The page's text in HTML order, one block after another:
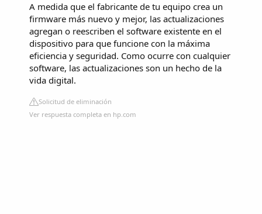
A medida que el fabricante de tu equipo crea un
firmware más nuevo y mejor, las actualizaciones
agregan o reescriben el software existente en el
dispositivo para que funcione con la máxima
eficiencia y seguridad. Como ocurre con cualquier
software, las actualizaciones son un hecho de la
vida digital.
Solicitud de eliminación
Ver respuesta completa en hp.com